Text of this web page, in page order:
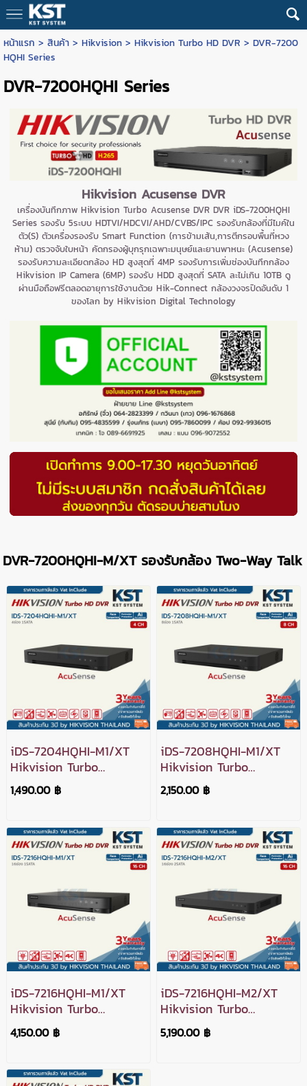
หน้าแรก > สินค้า> Hikvision> Hikvision Turbo HD DVR > DVR-7200
HQHI Series
DVR-7200HQHI Series
Hikvision Acusense DVR
เครื่องบันทึกภาพ Hikvision Turbo Acusense DVR DVR iDS-7200HQHI
Series รองรับ 5ระบบ HDTVI/HDCVI/AHD/CVBS/IPC รองรับกล้องที่มีไมค์ใน
ตัว(S) ตัวเครื่องรองรับ Smart Function (การข้ามเส้น,การตีกรอบพื้นที่หวง
ห้าม) ตรวจจับใบหน้า คัดกรองผู้บุกรุกเฉพาะมนุษย์และยานพาหนะ (Acusense)
รองรับความละเอียดกล้อง HD สูงสุดที่ 4MP รองรับการเพิ่มช่องบันทึกกล้อง
Hikvision IP Camera (6MP) รองรับ HDD สูงสุดที่ SATA ละไม่เกิน 10TB ดู
ผ่านมือถือฟรีตลอดอายุการใช้งานด้วย Hik-Connect กล้องวงจรปิดอันดับ 1
ของโลก by Hikvision Digital Technology
DVR-7200HQHI-M/XT รองรับกล้อง Two-Way Talk
iDS-7204HQHI-M1/XT
Hikvision Turbo
Acusense DVR 4ช่อง
1,490.00 ฿
iDS-7208HQHI-M1/XT
Hikvision Turbo
Acusense DVR 8ช่อง
2,150.00 ฿
iDS-7216HQHI-M1/XT
Hikvision Turbo
Acusense DVR 16ช่อง
4,150.00 ฿
iDS-7216HQHI-M2/XT
Hikvision Turbo
Acusense DVR 16ช่อง
2SATA
5,190.00 ฿